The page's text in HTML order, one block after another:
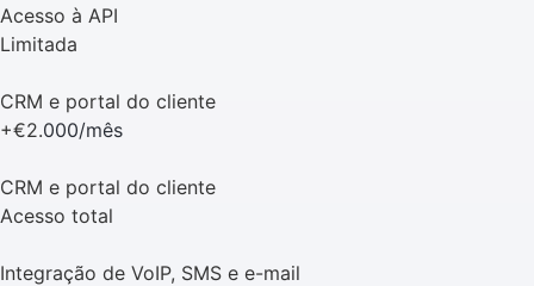
Acesso à API
Limitada
CRM e portal do cliente
+€2.000/mês
CRM e portal do cliente
Acesso total
Integração de VoIP, SMS e e-mail